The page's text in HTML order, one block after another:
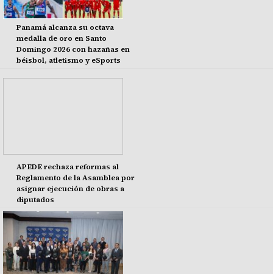
Panamá alcanza su octava
medalla de oro en Santo
Domingo 2026 con hazañas en
béisbol, atletismo y eSports
APEDE rechaza reformas al
Reglamento de la Asamblea por
asignar ejecución de obras a
diputados